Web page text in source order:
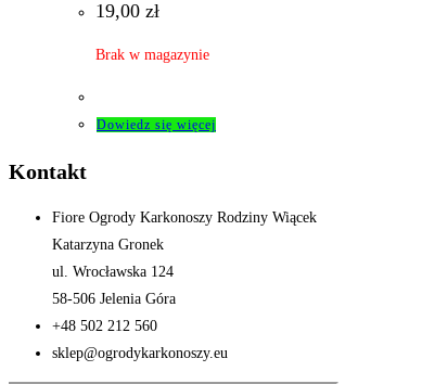
19,00 zł
Brak w magazynie
Dowiedz się więcej
Kontakt
Fiore Ogrody Karkonoszy Rodziny Wiącek
Katarzyna Gronek
ul. Wrocławska 124
58-506 Jelenia Góra
+48 502 212 560
sklep@ogrodykarkonoszy.eu